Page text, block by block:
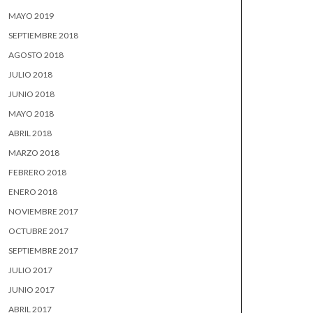
MAYO 2019
SEPTIEMBRE 2018
AGOSTO 2018
JULIO 2018
JUNIO 2018
MAYO 2018
ABRIL 2018
MARZO 2018
FEBRERO 2018
ENERO 2018
NOVIEMBRE 2017
OCTUBRE 2017
SEPTIEMBRE 2017
JULIO 2017
JUNIO 2017
ABRIL 2017